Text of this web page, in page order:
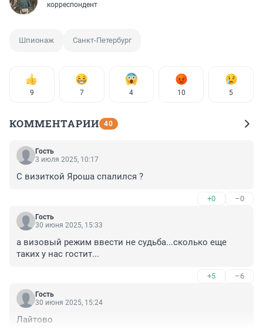
корреспондент
Шпионаж Санкт-Петербург
9 7 4 10 5
КОММЕНТАРИИ 40
Гость
3 июля 2025, 10:17
С визиткой Яроша спалился ?
+0 –0
Гость
30 июня 2025, 15:33
а визовый режим ввести не судьба...сколько еще
таких у нас гостит...
+5 –6
Гость
30 июня 2025, 15:24
Лайтово